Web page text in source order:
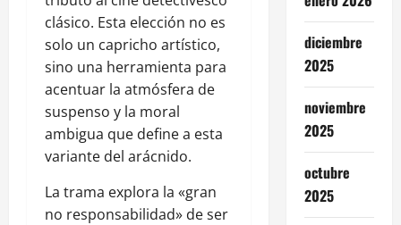
clásico. Esta elección no es
solo un capricho artístico,
sino una herramienta para
acentuar la atmósfera de
suspenso y la moral
ambigua que define a esta
variante del arácnido.
La trama explora la «gran
no responsabilidad» de ser
diciembre
2025
noviembre
2025
octubre
2025